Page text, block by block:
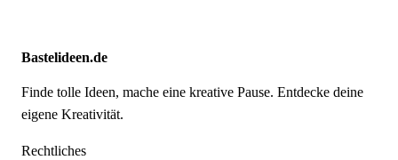
Bastelideen.de
Finde tolle Ideen, mache eine kreative Pause. Entdecke deine
eigene Kreativität.
Rechtliches